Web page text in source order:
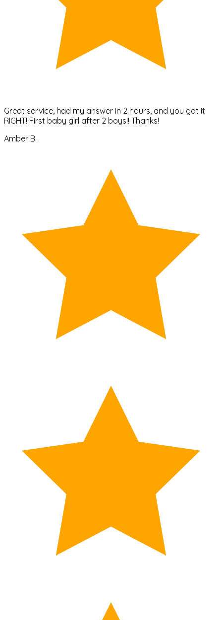
Great service, had my answer in 2 hours, and you got it
RIGHT! First baby girl after 2 boys!! Thanks!
Amber B.